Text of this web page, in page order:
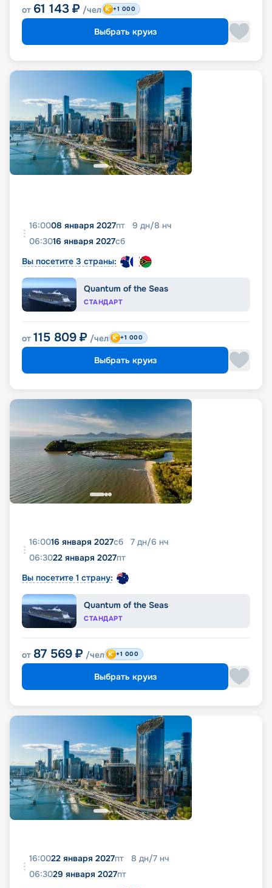
от 61 143 ₽ /чел +1 000
Выбрать круиз
16:0008 января 2027пт 9 дн/8 нч
06:3016 января 2027сб
Вы посетите 3 страны:
Quantum of the Seas
СТАНДАРТ
от 115 809 ₽ /чел +1 000
Выбрать круиз
16:0016 января 2027сб 7 дн/6 нч
06:3022 января 2027пт
Вы посетите 1 страну:
Quantum of the Seas
СТАНДАРТ
от 87 569 ₽ /чел +1 000
Выбрать круиз
16:0022 января 2027пт 8 дн/7 нч
06:3029 января 2027пт